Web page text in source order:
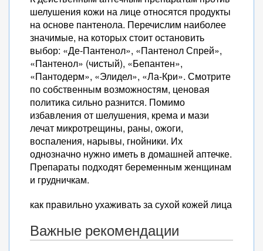
шелушения кожи на лице относятся продукты
на основе пантенола. Перечислим наиболее
значимые, на которых стоит остановить
выбор: «Де-Пантенол», «Пантенол Спрей»,
«Пантенол» (чистый), «Бепантен»,
«Пантодерм», «Элидел», «Ла-Кри». Смотрите
по собственным возможностям, ценовая
политика сильно разнится. Помимо
избавления от шелушения, крема и мази
лечат микротрещины, раны, ожоги,
воспаления, нарывы, гнойники. Их
однозначно нужно иметь в домашней аптечке.
Препараты подходят беременным женщинам
и грудничкам.
как правильно ухаживать за сухой кожей лица
Важные рекомендации